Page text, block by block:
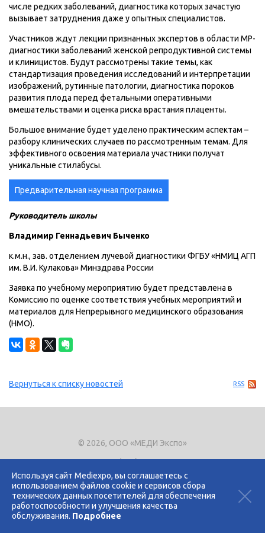
Используя сайт Mediexpo, вы соглашаетесь с
использованием файлов cookie и сервисов сбора
технических данных посетителей для обеспечения
работоспособности и улучшения качества
обслуживания. Подробнее
числе редких заболеваний, диагностика которых зачастую
вызывает затруднения даже у опытных специалистов.
Участников ждут лекции признанных экспертов в области МР-
диагностики заболеваний женской репродуктивной системы
и клиницистов. Будут рассмотрены такие темы, как
стандартизация проведения исследований и интерпретации
изображений, рутинные патологии, диагностика пороков
развития плода перед фетальными оперативными
вмешательствами и оценка риска врастания плаценты.
Большое внимание будет уделено практическим аспектам –
разбору клинических случаев по рассмотренным темам. Для
эффективного освоения материала участники получат
уникальные стилабусы.
Предварительная научная программа
Руководитель школы
Владимир Геннадьевич Быченко
к.м.н., зав. отделением лучевой диагностики ФГБУ «НМИЦ АГП
им. В.И. Кулакова» Минздрава России
Заявка по учебному мероприятию будет представлена в
Комиссию по оценке соответствия учебных мероприятий и
материалов для Непрерывного медицинского образования
(НМО).
RSS
Вернуться к списку новостей
© 2026, ООО «МЕДИ Экспо»
Тел.+7 (495) 721-8866
E-mail:expo@mediexpo.ru
Контакты
Политика использования cookies
Политика конфиденциальности